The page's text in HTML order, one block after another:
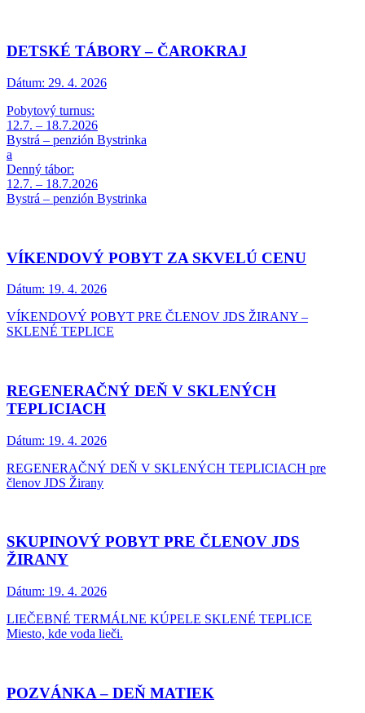
DETSKÉ TÁBORY – ČAROKRAJ
Dátum: 29. 4. 2026
Pobytový turnus:
12.7. – 18.7.2026
Bystrá – penzión Bystrinka
a
Denný tábor:
12.7. – 18.7.2026
Bystrá – penzión Bystrinka
VÍKENDOVÝ POBYT ZA SKVELÚ CENU
Dátum: 19. 4. 2026
VÍKENDOVÝ POBYT PRE ČLENOV JDS ŽIRANY –
SKLENÉ TEPLICE
REGENERAČNÝ DEŇ V SKLENÝCH
TEPLICIACH
Dátum: 19. 4. 2026
REGENERAČNÝ DEŇ V SKLENÝCH TEPLICIACH pre
členov JDS Žirany
SKUPINOVÝ POBYT PRE ČLENOV JDS
ŽIRANY
Dátum: 19. 4. 2026
LIEČEBNÉ TERMÁLNE KÚPELE SKLENÉ TEPLICE
Miesto, kde voda lieči.
POZVÁNKA – DEŇ MATIEK